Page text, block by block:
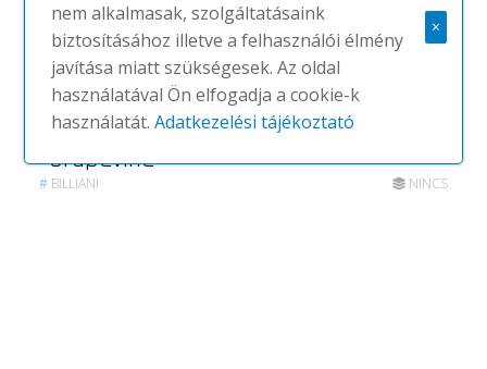
Grapevine
# BILLIANI NINCS
nem alkalmasak, szolgáltatásaink
biztosításához illetve a felhasználói élmény
javítása miatt szükségesek. Az oldal
használatával Ön elfogadja a cookie-k
használatát.Adatkezelési tájékoztató
×